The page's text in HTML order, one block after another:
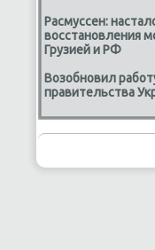
Расмуссен:
восстановления
Грузией и РФ
Возобновил
правительства